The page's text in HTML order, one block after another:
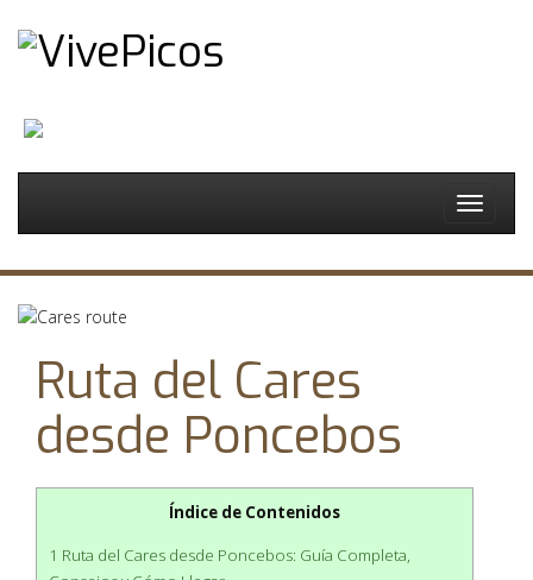
Toggle
Ruta del Cares
desde Poncebos
Índice de Contenidos
1 Ruta del Cares desde Poncebos: Guía Completa,